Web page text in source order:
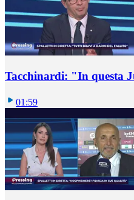
Tacchinardi: "In questa
01:59